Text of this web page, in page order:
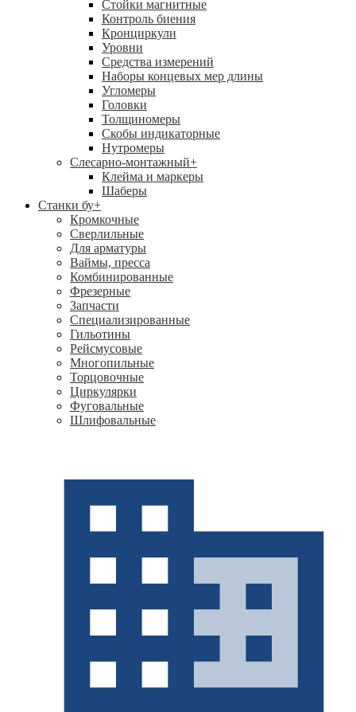
Стойки магнитные
Контроль биения
Кронциркули
Уровни
Средства измерений
Наборы концевых мер длины
Угломеры
Головки
Толщиномеры
Скобы индикаторные
Нутромеры
Слесарно-монтажный+
Клейма и маркеры
Шаберы
Станки бу+
Кромкочные
Сверлильные
Для арматуры
Ваймы, пресса
Комбинированные
Фрезерные
Запчасти
Специализированные
Гильотины
Рейсмусовые
Многопильные
Торцовочные
Циркулярки
Фуговальные
Шлифовальные